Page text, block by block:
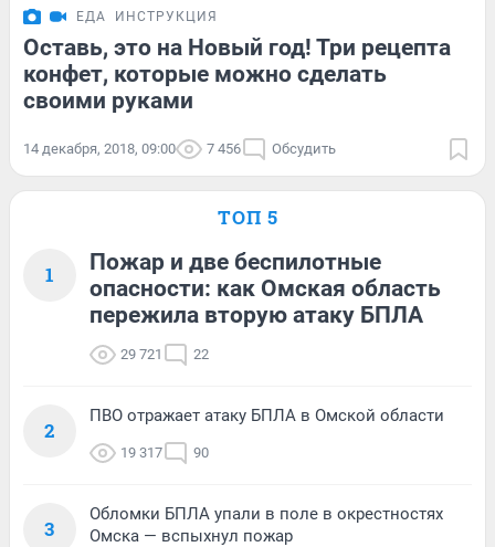
ЕДА ИНСТРУКЦИЯ
Оставь, это на Новый год! Три рецепта
конфет, которые можно сделать
своими руками
14 декабря, 2018, 09:00 7 456 Обсудить
ТОП 5
1
Пожар и две беспилотные
опасности: как Омская область
пережила вторую атаку БПЛА
29 721 22
2
ПВО отражает атаку БПЛА в Омской области
19 317 90
3
Обломки БПЛА упали в поле в окрестностях
Омска — вспыхнул пожар